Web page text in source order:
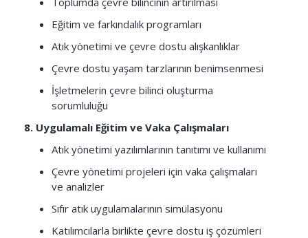
Eğitim ve farkındalık programları
Atık yönetimi ve çevre dostu alışkanlıklar
Çevre dostu yaşam tarzlarının benimsenmesi
İşletmelerin çevre bilinci oluşturma
sorumluluğu
8. Uygulamalı Eğitim ve Vaka Çalışmaları
Atık yönetimi yazılımlarının tanıtımı ve kullanımı
Çevre yönetimi projeleri için vaka çalışmaları
ve analizler
Sıfır atık uygulamalarının simülasyonu
Katılımcılarla birlikte çevre dostu iş çözümleri